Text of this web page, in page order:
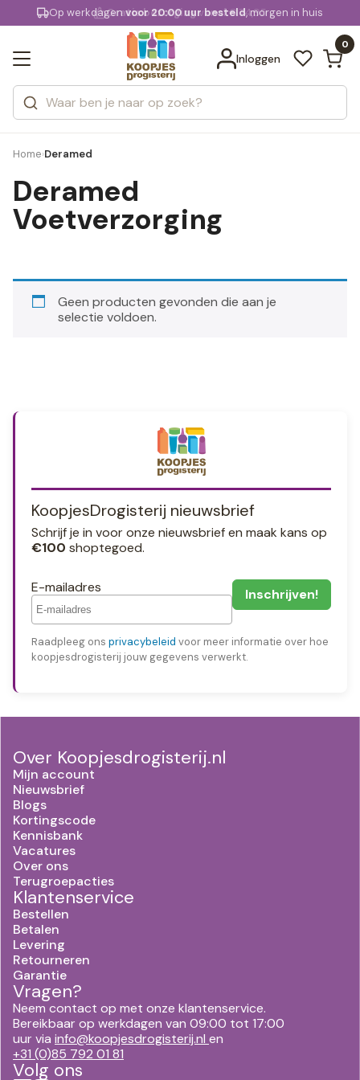
KD.
extra
Op werkdagenvoor 20:00 uur besteld, morgen in huis
Gratis bezorgingvanaf € 74,95
Inloggen
0
Zoeken
Categorieën
Merken
Bekijk alle resultaten
Home›Deramed
Deramed
Voetverzorging
Geen producten gevonden die aan je
selectie voldoen.
KoopjesDrogisterij nieuwsbrief
Schrijf je in voor onze nieuwsbrief en maak kans op
€100 shoptegoed.
E-mailadres
Raadpleeg ons privacybeleid voor meer informatie over hoe
koopjesdrogisterij jouw gegevens verwerkt.
Over Koopjesdrogisterij.nl
Mijn account
Nieuwsbrief
Blogs
Kortingscode
Kennisbank
Vacatures
Over ons
Terugroepacties
Klantenservice
Bestellen
Betalen
Levering
Retourneren
Garantie
Vragen?
Neem contact op met onze klantenservice.
Bereikbaar op werkdagen van 09:00 tot 17:00
uur via info@koopjesdrogisterij.nl en
+31 (0)85 792 01 81
Volg ons